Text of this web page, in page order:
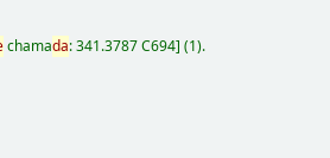
chamada:341.3787 C694](1).